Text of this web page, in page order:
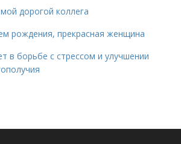
дорогой коллега
рождения, прекрасная женщина
в борьбе с стрессом и улучшении